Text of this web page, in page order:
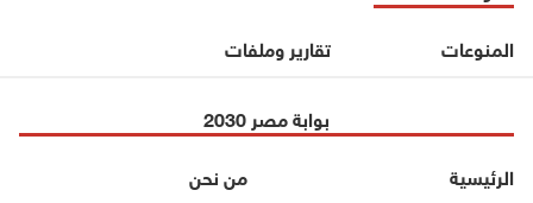
المنوعات
تقارير وملفات
بوابة مصر 2030
الرئيسية
من نحن